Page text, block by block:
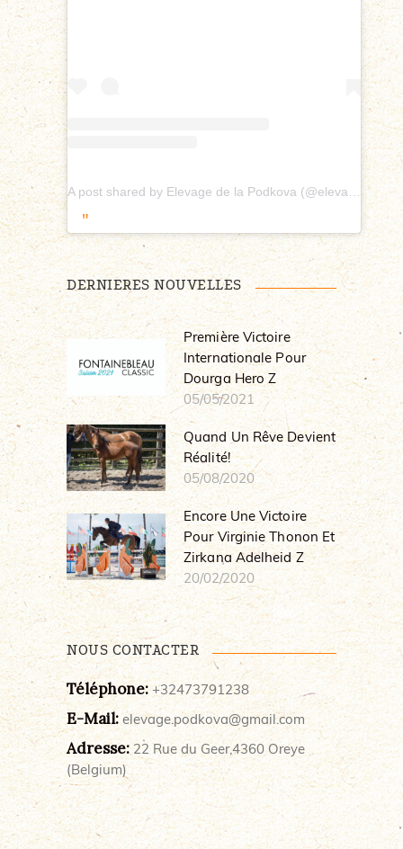
DERNIERES NOUVELLES
Première Victoire
Internationale Pour
Dourga Hero Z
05/05/2021
Quand Un Rêve Devient
Réalité!
05/08/2020
Encore Une Victoire
Pour Virginie Thonon Et
Zirkana Adelheid Z
20/02/2020
NOUS CONTACTER
Téléphone: +32473791238
E-Mail: elevage.podkova@gmail.com
Adresse: 22 Rue du Geer,4360 Oreye
(Belgium)